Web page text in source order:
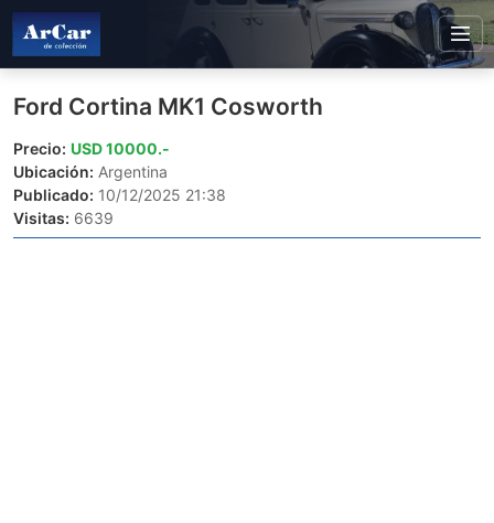
Ford Cortina MK1 Cosworth
Precio: USD 10000.-
Ubicación: Argentina
Publicado: 10/12/2025 21:38
Visitas: 6639